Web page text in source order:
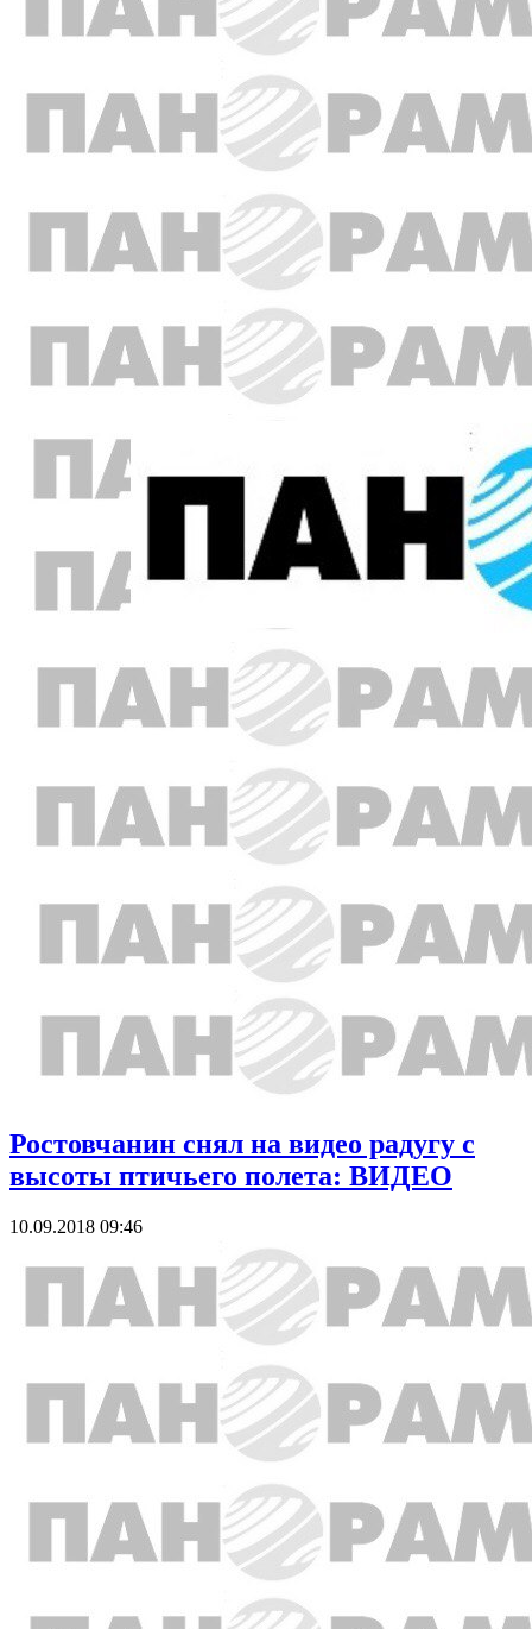
Ростовчанин снял на видео радугу с
высоты птичьего полета: ВИДЕО
10.09.2018 09:46